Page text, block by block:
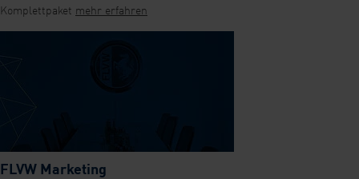
Komplettpaket mehr erfahren
FLVW Marketing